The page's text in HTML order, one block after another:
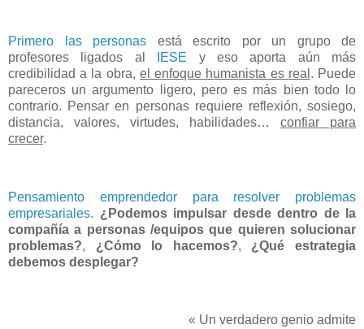
Primero las personas está escrito por un grupo de
profesores ligados al
IESE y eso aporta aún más
credibilidad a la obra, el enfoque humanista es real . Puede
pareceros un argumento ligero, pero es más bien todo lo
contrario. Pensar en personas requiere reflexión, sosiego,
distancia, valores, virtudes, habilidades… confiar para
crecer.
Pensamiento emprendedor para resolver problemas
empresariales. ¿Podemos impulsar desde dentro de la
compañía a personas /equipos que quieren solucionar
problemas?, ¿Cómo lo hacemos?, ¿Qué estrategia
debemos desplegar?
« Un verdadero genio admite